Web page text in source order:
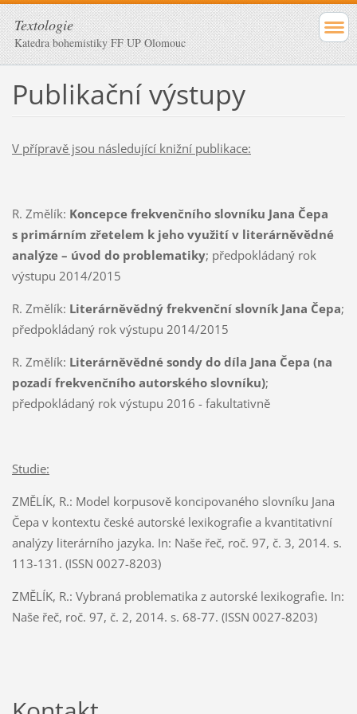
Textologie
Katedra bohemistiky FF UP Olomouc
Publikační výstupy
V přípravě jsou následující knižní publikace:
R. Změlík: Koncepce frekvenčního slovníku Jana Čepa
s primárním zřetelem k jeho využití v literárněvědné
analýze – úvod do problematiky; předpokládaný rok
výstupu 2014/2015
R. Změlík: Literárněvědný frekvenční slovník Jana Čepa;
předpokládaný rok výstupu 2014/2015
R. Změlík: Literárněvědné sondy do díla Jana Čepa (na
pozadí frekvenčního autorského slovníku);
předpokládaný rok výstupu 2016 - fakultativně
Studie:
ZMĚLÍK, R.: Model korpusově koncipovaného slovníku Jana
Čepa v kontextu české autorské lexikografie a kvantitativní
analýzy literárního jazyka. In: Naše řeč, roč. 97, č. 3, 2014. s.
113-131. (ISSN 0027-8203)
ZMĚLÍK, R.: Vybraná problematika z autorské lexikografie. In:
Naše řeč, roč. 97, č. 2, 2014. s. 68-77. (ISSN 0027-8203)